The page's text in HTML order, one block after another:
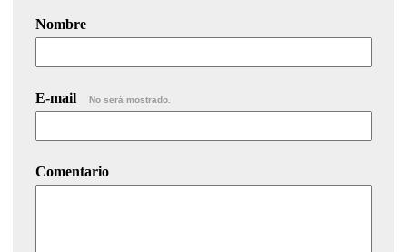
Nombre
E-mail No será mostrado.
Comentario